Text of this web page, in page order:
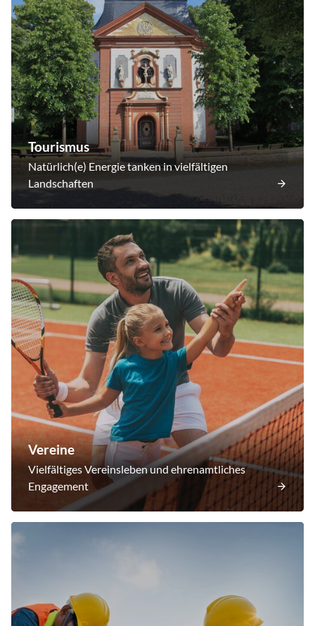
Tourismus
Natürlich(e) Energie tanken in vielfältigen
Landschaften
Vereine
Vielfältiges Vereinsleben und ehrenamtliches
Engagement